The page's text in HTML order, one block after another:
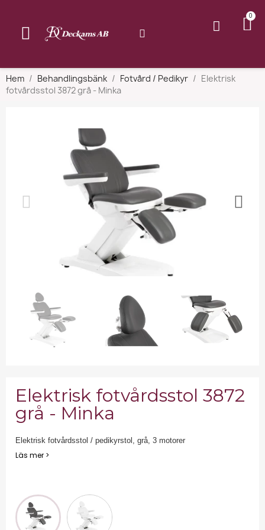
Hem Behandlingsbänk Fotvård / Pedikyr
Elektrisk
fotvårdsstol 3872 grå - Minka
Elektrisk fotvårdsstol 3872
grå - Minka
Elektrisk fotvårdsstol / pedikyrstol, grå, 3 motorer
Läs mer >